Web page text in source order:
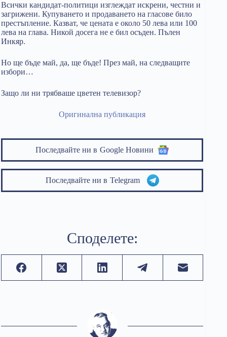
Всички кандидат-политици изглеждат искрени, честни и
загрижени. Купуването и продаването на гласове било
престъпление. Казват, че цената е около 50 лева или 100
лева на глава. Никой досега не е бил осъден. Пълен
Инкяр.
Но ще бъде май, да, ще бъде! През май, на следващите
избори…
Защо ли ни трябваше цветен телевизор?
Оригинална публикация
Последвайте ни в Google Новини
Последвайте ни в Telegram
Споделете: